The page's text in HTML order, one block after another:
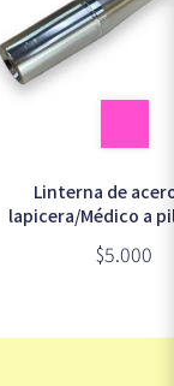
Linterna de
lapicera/Médico a
$5.000